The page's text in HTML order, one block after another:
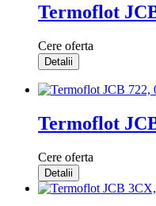
Termoflot
Cere oferta
Detalii
Termoflot
Cere oferta
Detalii